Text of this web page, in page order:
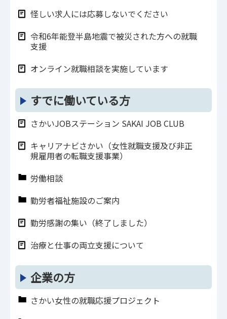
怪しい求人には応募しないでください
令和6年能登半島地震で被災された方への就職
支援
オンライン就職相談を実施しています
すでに働いている方
さかいJOBステーション SAKAI JOB CLUB
キャリアナビさかい（女性就職支援及び非正
規雇用者の転職支援事業）
労働相談
勤労者福祉施設のご案内
勤労感謝の集い（終了しました）
治療と仕事の両立支援について
企業の方
さかい女性の就職応援プロジェクト